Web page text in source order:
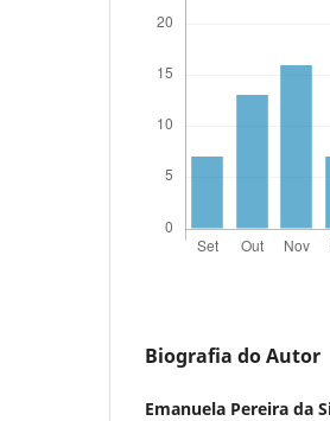
Biografia do Autor
Emanuela Pereira da